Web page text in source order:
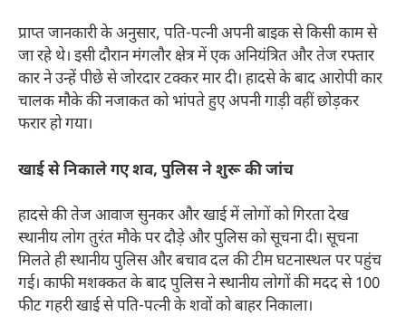
प्राप्त जानकारी के अनुसार, पति-पत्नी अपनी बाइक से किसी काम से
जा रहे थे। इसी दौरान मंगलौर क्षेत्र में एक अनियंत्रित और तेज रफ्तार
कार ने उन्हें पीछे से जोरदार टक्कर मार दी। हादसे के बाद आरोपी कार
चालक मौके की नजाकत को भांपते हुए अपनी गाड़ी वहीं छोड़कर
फरार हो गया।
खाई से निकाले गए शव, पुलिस ने शुरू की जांच
हादसे की तेज आवाज सुनकर और खाई में लोगों को गिरता देख
स्थानीय लोग तुरंत मौके पर दौड़े और पुलिस को सूचना दी। सूचना
मिलते ही स्थानीय पुलिस और बचाव दल की टीम घटनास्थल पर पहुंच
गई। काफी मशक्कत के बाद पुलिस ने स्थानीय लोगों की मदद से 100
फीट गहरी खाई से पति-पत्नी के शवों को बाहर निकाला।